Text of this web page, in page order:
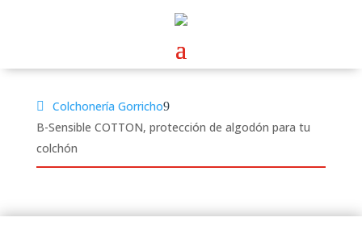
Colchonería Gorricho
B-Sensible COTTON, protección de algodón para tu
colchón